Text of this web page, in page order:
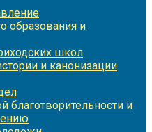
образования и
школ
и канонизации
благотворительности и